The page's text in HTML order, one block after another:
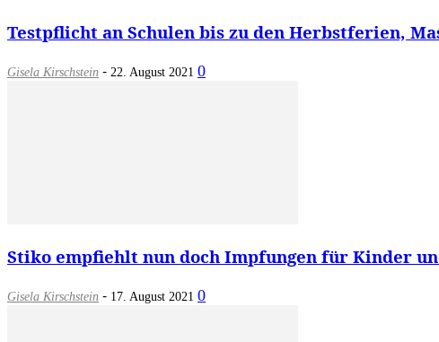
Testpflicht an Schulen bis zu den Herbstferien,
Gisela Kirschstein - 22. August 2021 0
Stiko empfiehlt nun doch Impfungen für Kinder
Gisela Kirschstein - 17. August 2021 0